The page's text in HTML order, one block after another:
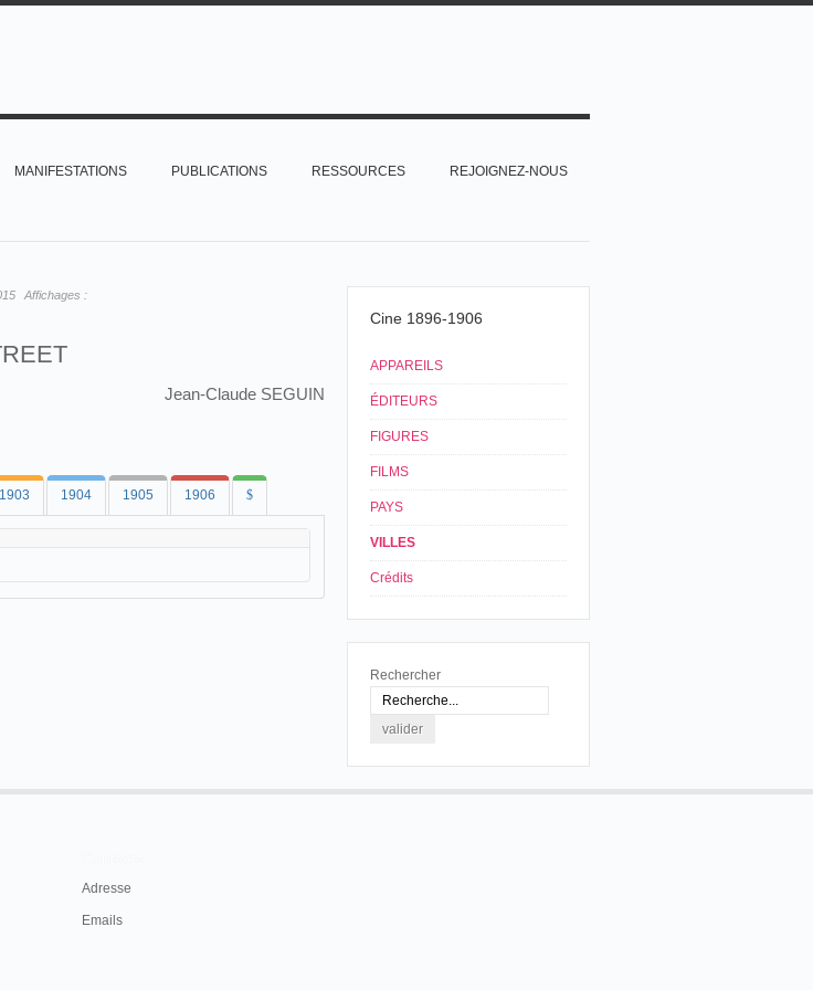
MANIFESTATIONS PUBLICATIONS RESSOURCES REJOIGNEZ-NOUS
Affichages :
Jean-Claude SEGUIN
1903 1904 1905 1906 $
Cine 1896-1906
APPAREILS
ÉDITEURS
FIGURES
FILMS
PAYS
VILLES
Crédits
Rechercher
Adresse
Emails